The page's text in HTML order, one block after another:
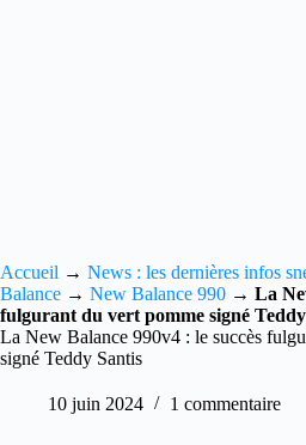
Accueil → News : les dernières infos
Balance → New Balance 990 → La
fulgurant du vert pomme signé
La New Balance 990v4 : le succès
signé Teddy Santis
10 juin 2024 1 commentaire